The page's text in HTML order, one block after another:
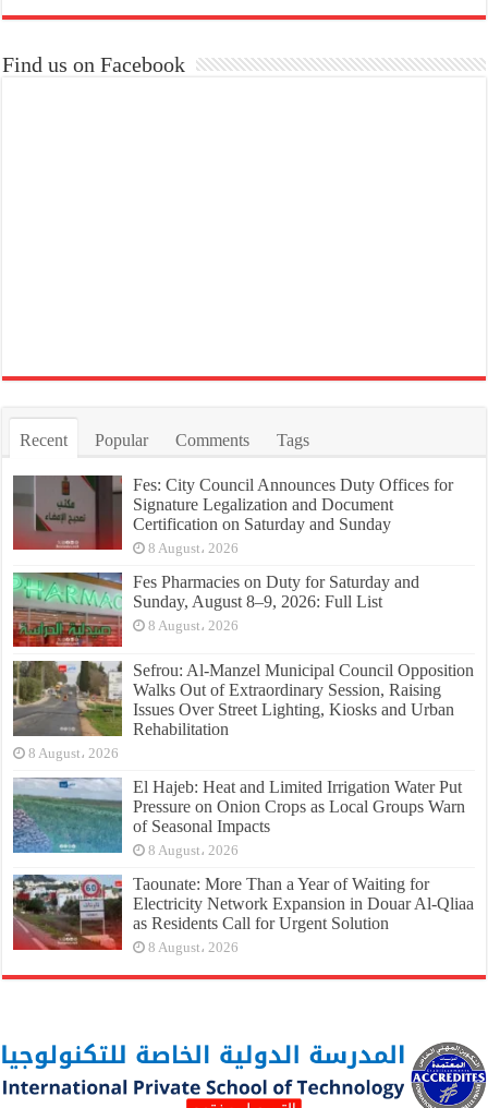
Find us on Facebook
Recent Popular Comments Tags
Fes: City Council Announces Duty Offices for
Signature Legalization and Document
Certification on Saturday and Sunday
8 August، 2026
Fes Pharmacies on Duty for Saturday and
Sunday, August 8–9, 2026: Full List
8 August، 2026
Sefrou: Al-Manzel Municipal Council Opposition
Walks Out of Extraordinary Session, Raising
Issues Over Street Lighting, Kiosks and Urban
Rehabilitation
8 August، 2026
El Hajeb: Heat and Limited Irrigation Water Put
Pressure on Onion Crops as Local Groups Warn
of Seasonal Impacts
8 August، 2026
Taounate: More Than a Year of Waiting for
Electricity Network Expansion in Douar Al-Qliaa
as Residents Call for Urgent Solution
8 August، 2026